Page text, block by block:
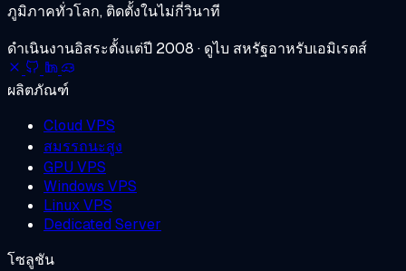
ภูมิภาคทั่วโลก, ติดตั้งในไม่กี่วินาที
ดำเนินงานอิสระตั้งแต่ปี 2008 · ดูไบ สหรัฐอาหรับเอมิเรตส์
ผลิตภัณฑ์
Cloud VPS
สมรรถนะสูง
GPU VPS
Windows VPS
Linux VPS
Dedicated Server
โซลูชัน